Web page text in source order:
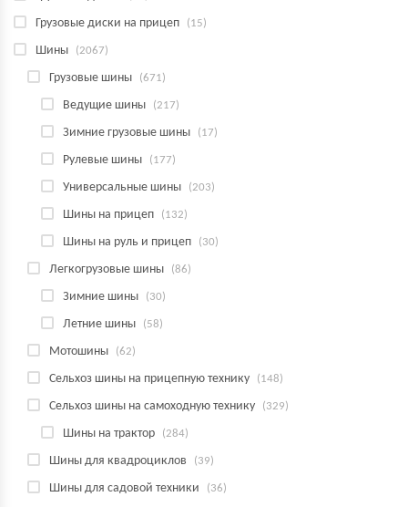
Грузовые диски на прицеп (15)
Шины (2067)
Грузовые шины (671)
Ведущие шины (217)
Зимние грузовые шины (17)
Рулевые шины (177)
Универсальные шины (203)
Шины на прицеп (132)
Шины на руль и прицеп (30)
Легкогрузовые шины (86)
Зимние шины (30)
Летние шины (58)
Мотошины (62)
Сельхоз шины на прицепную технику (148)
Сельхоз шины на самоходную технику (329)
Шины на трактор (284)
Шины для квадроциклов (39)
Шины для садовой техники (36)